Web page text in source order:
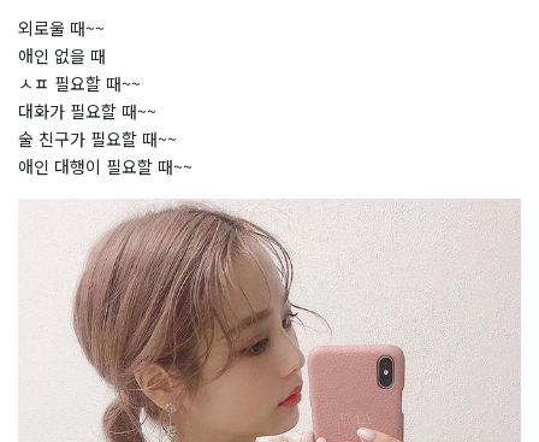
외로울 때~~
애인 없을 때
ㅅㅍ 필요할 때~~
대화가 필요할 때~~
술 친구가 필요할 때~~
애인 대행이 필요할 때~~